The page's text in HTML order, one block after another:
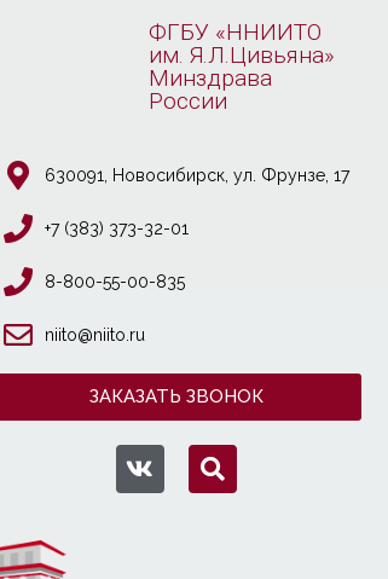
ФГБУ «ННИИТО
им. Я.Л.Цивьяна»
Минздрава
России
630091, Новосибирcк, ул. Фрунзе, 17
+7 (383) 373-32-01
8-800-55-00-835
niito@niito.ru
ЗАКАЗАТЬ ЗВОНОК